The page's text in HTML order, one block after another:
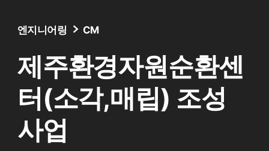
엔지니어링 CM
제주환경자원순환센
터(소각,매립) 조성
사업